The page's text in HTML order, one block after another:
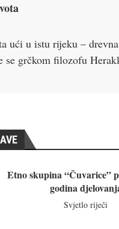
ući u istu rijeku –
se grčkom filozofu
Etno skupina “Čuvarice”
godina
Svjetlo riječi